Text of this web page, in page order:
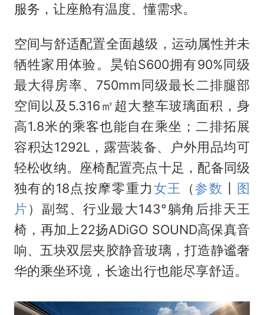
服务，让座舱有温度、懂需求。
空间与舒适配置全面越级，运动属性并未
牺牲家用体验。昊铂S600拥有90%同级
最大得房率、750mm同级最长二排腿部
空间以及5.316㎡超大整车玻璃面积，身
高1.8米的乘客也能自在乘坐；二排拓展
容积达1292L，露营装备、户外用品均可
轻松收纳。座椅配置亮点十足，配备同级
独有的18点按摩零重力女王 （参数
图
片）副驾、行业最大143°躺角后排天王
椅，再加上22扬ADiGO SOUND高保真音
响、五块双层夹胶静音玻璃，打造静谧奢
华的乘坐环境，长途出行也能尽享舒适。